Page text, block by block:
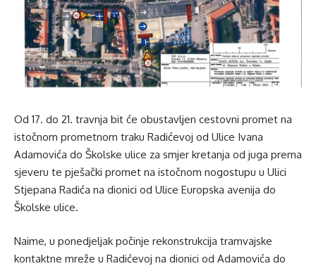
Od 17. do 21. travnja bit će obustavljen cestovni promet na
istočnom prometnom traku Radićevoj od Ulice Ivana
Adamovića do Školske ulice za smjer kretanja od juga prema
sjeveru te pješački promet na istočnom nogostupu u Ulici
Stjepana Radića na dionici od Ulice Europska avenija do
Školske ulice.
Naime, u ponedjeljak počinje rekonstrukcija tramvajske
kontaktne mreže u Radićevoj na dionici od Adamovića do